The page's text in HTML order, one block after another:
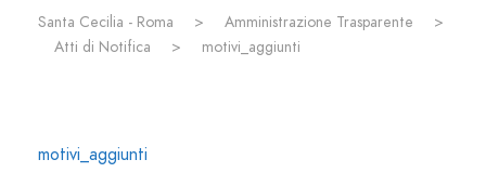
Santa Cecilia - Roma > Amministrazione Trasparente
>
Atti di Notifica
> motivi_aggiunti
motivi_aggiunti